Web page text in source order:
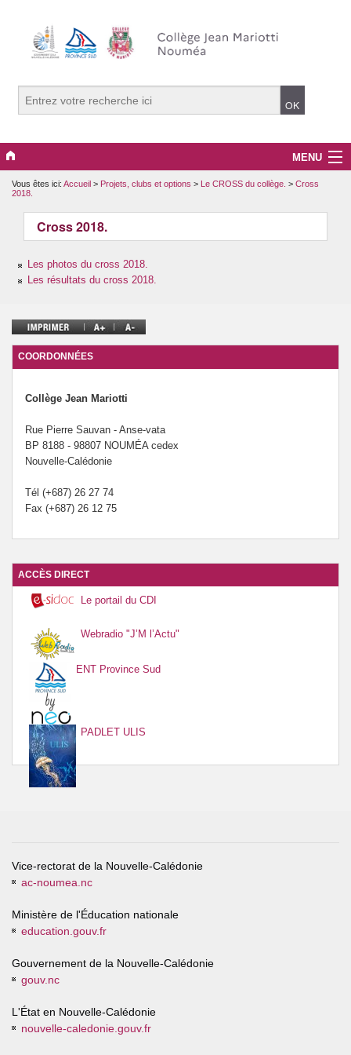
MENU
La vie du collège
PRONOTE
La pédagogie.
Le développement durable.
Le forum santé du collège Mariotti.
Vous êtes ici: Accueil > Projets, clubs et options > Le CROSS du collège. > Cross
2018.
Cross 2018.
Les photos du cross 2018.
Les résultats du cross 2018.
COORDONNÉES
Collège Jean Mariotti
Rue Pierre Sauvan - Anse-vata
BP 8188 - 98807 NOUMÉA cedex
Nouvelle-Calédonie
Tél (+687) 26 27 74
Fax (+687) 26 12 75
ACCÈS DIRECT
Le portail du CDI
Webradio "J’M l’Actu"
ENT Province Sud
PADLET ULIS
Vice-rectorat de la Nouvelle-Calédonie
ac-noumea.nc
Ministère de l'Éducation nationale
education.gouv.fr
Gouvernement de la Nouvelle-Calédonie
gouv.nc
L'État en Nouvelle-Calédonie
nouvelle-caledonie.gouv.fr